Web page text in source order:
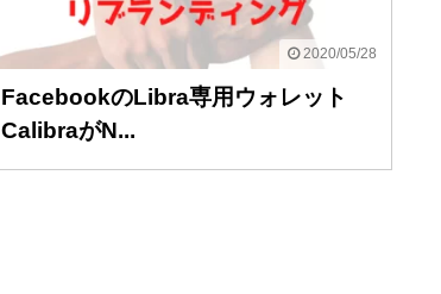
2020/05/28
FacebookのLibra専用ウォレット
CalibraがN...